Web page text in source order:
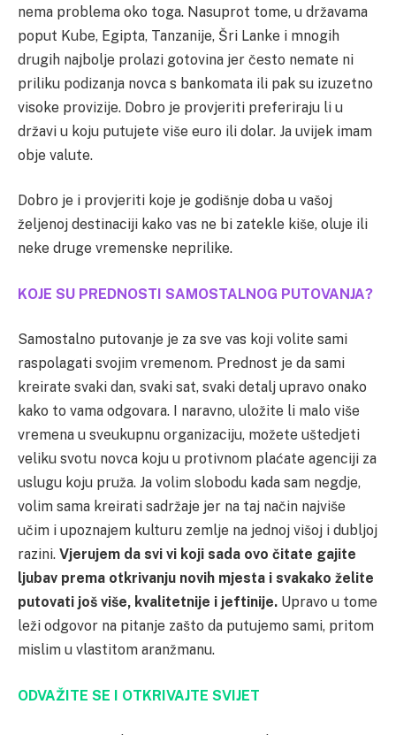
nema problema oko toga. Nasuprot tome, u državama
poput Kube, Egipta, Tanzanije, Šri Lanke i mnogih
drugih najbolje prolazi gotovina jer često nemate ni
priliku podizanja novca s bankomata ili pak su izuzetno
visoke provizije. Dobro je provjeriti preferiraju li u
državi u koju putujete više euro ili dolar. Ja uvijek imam
obje valute.
Dobro je i provjeriti koje je godišnje doba u vašoj
željenoj destinaciji kako vas ne bi zatekle kiše, oluje ili
neke druge vremenske neprilike.
KOJE SU PREDNOSTI SAMOSTALNOG PUTOVANJA?
Samostalno putovanje je za sve vas koji volite sami
raspolagati svojim vremenom. Prednost je da sami
kreirate svaki dan, svaki sat, svaki detalj upravo onako
kako to vama odgovara. I naravno, uložite li malo više
vremena u sveukupnu organizaciju, možete uštedjeti
veliku svotu novca koju u protivnom plaćate agenciji za
uslugu koju pruža. Ja volim slobodu kada sam negdje,
volim sama kreirati sadržaje jer na taj način najviše
učim i upoznajem kulturu zemlje na jednoj višoj i dubljoj
razini. Vjerujem da svi vi koji sada ovo čitate gajite
ljubav prema otkrivanju novih mjesta i svakako želite
putovati još više, kvalitetnije i jeftinije. Upravo u tome
leži odgovor na pitanje zašto da putujemo sami, pritom
mislim u vlastitom aranžmanu.
ODVAŽITE SE I OTKRIVAJTE SVIJET